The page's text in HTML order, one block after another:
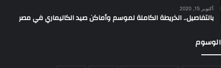
أكتوبر 15, 2020
بالتفاصيل.. الخريطة الكاملة لموسم وأماكن صيد الكاليماري في مصر
الوسوم